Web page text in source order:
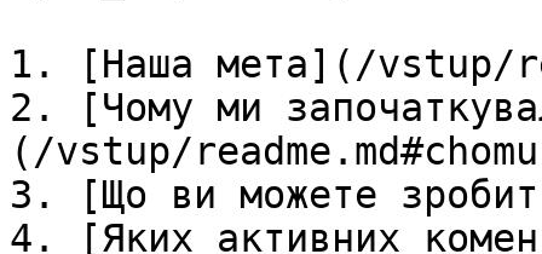
1. [Наша мета](/vstup/
2. [Чому ми
(/vstup/
3. [Що ви можете
4. [Яких активних